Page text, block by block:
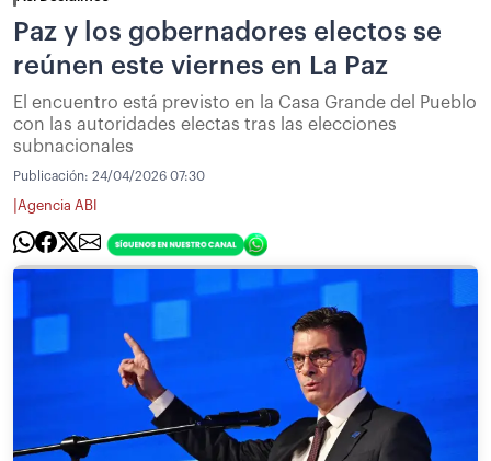
Paz y los gobernadores electos se
reúnen este viernes en La Paz
El encuentro está previsto en la Casa Grande del Pueblo
con las autoridades electas tras las elecciones
subnacionales
Publicación: 24/04/2026 07:30
Agencia ABI